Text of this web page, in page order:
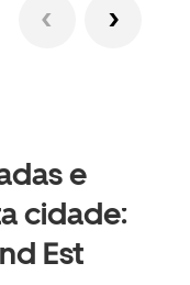
e
cidade:
Est